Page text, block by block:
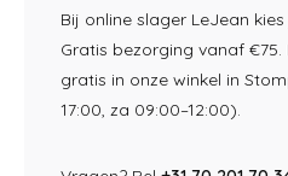
Bij online slager LeJean
Gratis bezorging vanaf
gratis in onze winkel in
17:00, za 09:00–12:00).